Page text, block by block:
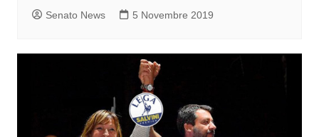
Senato News 5 Novembre 2019